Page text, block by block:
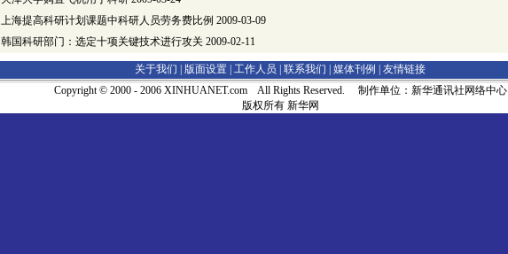
上海提高科研计划课题中科研人员劳务费比例 2009-03-09
韩国科研部门：选定十项关键技术进行攻关 2009-02-11
关于我们 | 版面设置 工作人员 联系我们 媒体刊例
友情链接
Copyright © 2000 - 2006 XINHUANET.com All Rights Reserved. 制作单位：新华通讯社网络中心
版权所有 新华网